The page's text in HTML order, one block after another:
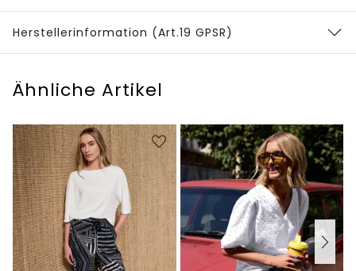
Herstellerinformation (Art.19 GPSR)
Ähnliche Artikel